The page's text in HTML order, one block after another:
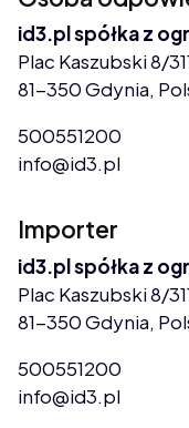
id3.pl spółka z
Plac Kaszubski 8/
81-350 Gdynia,
500551200
info@id3.pl
Importer
id3.pl spółka z
Plac Kaszubski 8/
81-350 Gdynia,
500551200
info@id3.pl